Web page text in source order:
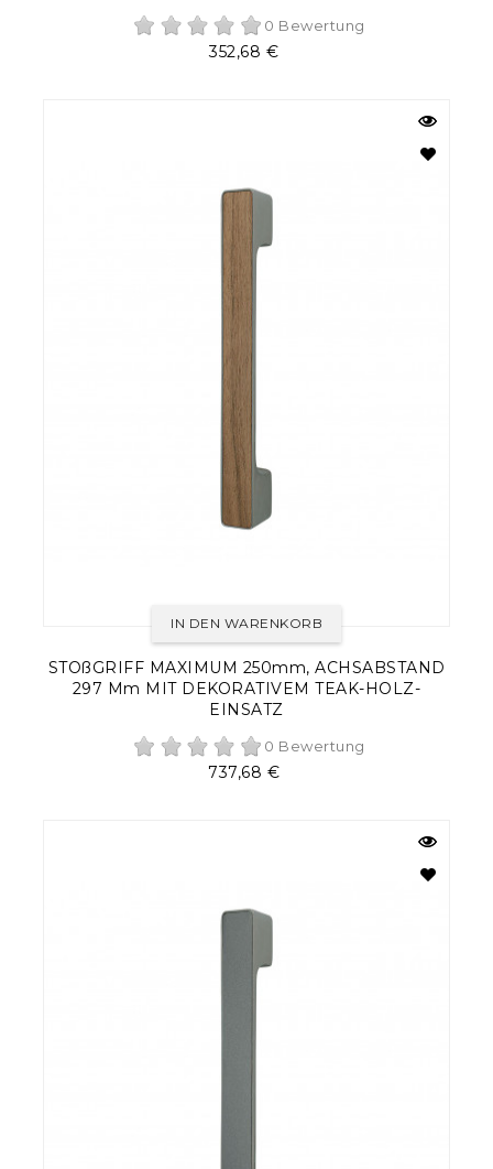
0 Bewertung
Preis
352,68 €
STOßGRIFF MAXIMUM 250mm, ACHSABSTAND
297 Mm MIT DEKORATIVEM TEAK-HOLZ-
EINSATZ
0 Bewertung
Preis
737,68 €
IN DEN WARENKORB